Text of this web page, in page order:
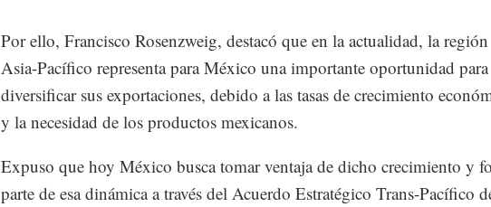
Por ello, Francisco Rosenzweig, destacó que en la actualidad, la región
Asia-Pacífico representa para México una importante oportunidad para
diversificar sus exportaciones, debido a las tasas de crecimiento
y la necesidad de los productos mexicanos.
Expuso que hoy México busca tomar ventaja de dicho crecimiento y
parte de esa dinámica a través del Acuerdo Estratégico Trans-Pacífico